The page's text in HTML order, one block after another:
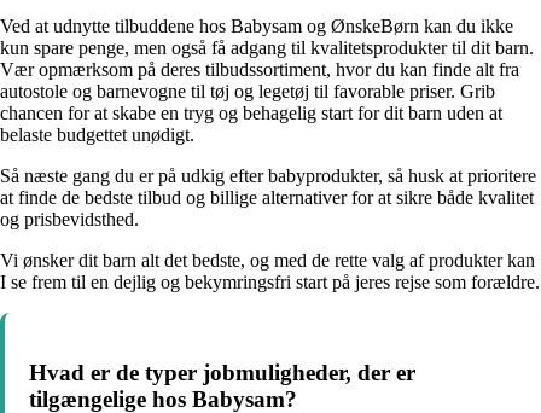
Ved at udnytte tilbuddene hos Babysam og ØnskeBørn kan du ikke
kun spare penge, men også få adgang til kvalitetsprodukter til dit barn.
Vær opmærksom på deres tilbudssortiment, hvor du kan finde alt fra
autostole og barnevogne til tøj og legetøj til favorable priser. Grib
chancen for at skabe en tryg og behagelig start for dit barn uden at
belaste budgettet unødigt.
Så næste gang du er på udkig efter babyprodukter, så husk at prioritere
at finde de bedste tilbud og billige alternativer for at sikre både kvalitet
og prisbevidsthed.
Vi ønsker dit barn alt det bedste, og med de rette valg af produkter kan
I se frem til en dejlig og bekymringsfri start på jeres rejse som forældre.
Hvad er de typer jobmuligheder, der er
tilgængelige hos Babysam?